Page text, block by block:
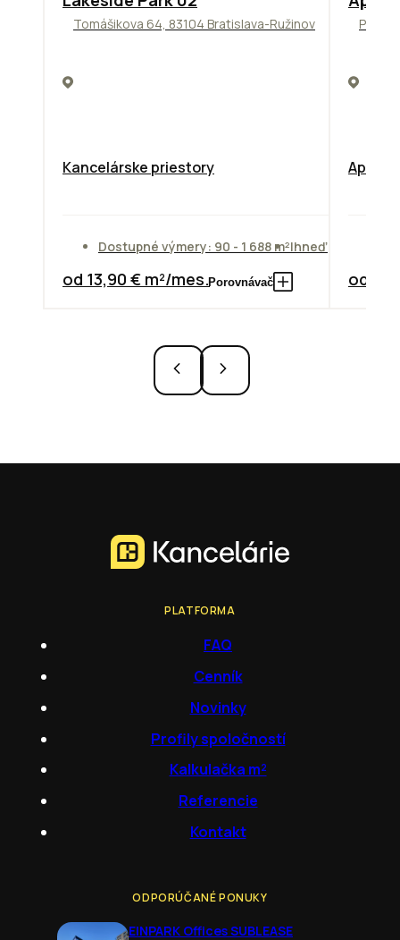
Tomášikova 64, 83104 Bratislava-Ružinov
Kancelárske priestory
Dostupné výmery: 90 - 1 688 m²Ihneď
od 13,90 € m²/mes.Porovnávač
Apollo
od
PLATFORMA
FAQ
Cenník
Novinky
Profily spoločností
Kalkulačka m²
Referencie
Kontakt
ODPORÚČANÉ PONUKY
EINPARK Offices SUBLEASE